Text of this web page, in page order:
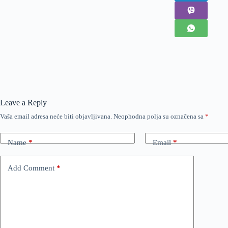
Leave a Reply
Vaša email adresa neće biti objavljivana. Neophodna polja su označena sa *
Name* Email*
Add Comment *